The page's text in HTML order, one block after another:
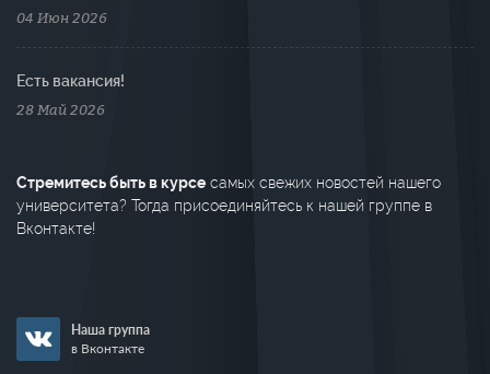
04 Июн 2026
Есть вакансия!
28 Май 2026
Стремитесь быть в курсе самых свежих новостей нашего
университета? Тогда присоединяйтесь к нашей группе в
Вконтакте!
Наша группа
в Вконтакте